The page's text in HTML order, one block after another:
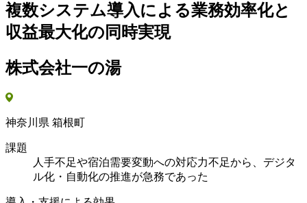
複数システム導入による業務効率化と
収益最大化の同時実現
株式会社一の湯
神奈川県 箱根町
課題
人手不足や宿泊需要変動への対応力不足から、デジタ
ル化・自動化の推進が急務であった